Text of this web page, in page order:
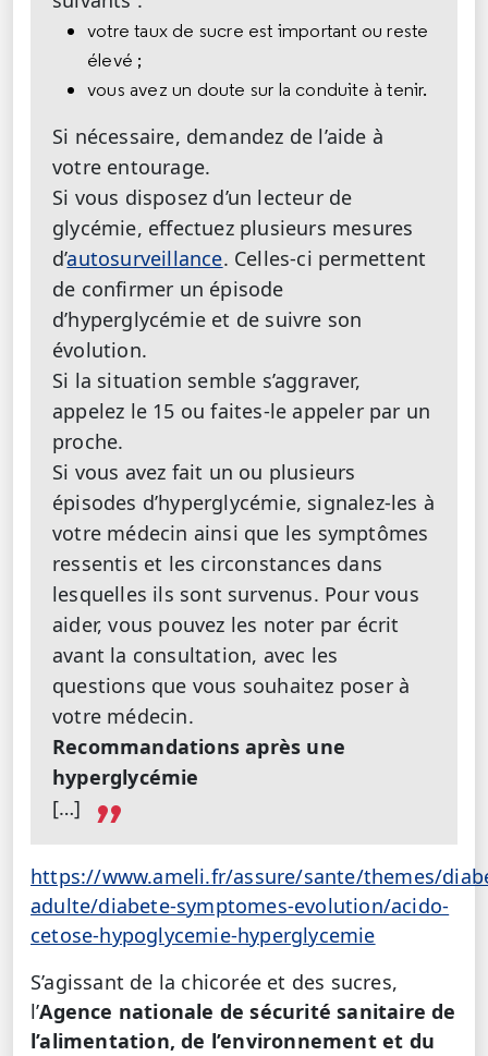
votre taux de sucre est important ou reste
élevé ;
vous avez un doute sur la conduite à tenir.
Si nécessaire, demandez de l’aide à
votre entourage.
Si vous disposez d’un lecteur de
glycémie, effectuez plusieurs mesures
d’autosurveillance. Celles-ci permettent
de confirmer un épisode
d’hyperglycémie et de suivre son
évolution.
Si la situation semble s’aggraver,
appelez le 15 ou faites-le appeler par un
proche.
Si vous avez fait un ou plusieurs
épisodes d’hyperglycémie, signalez-les à
votre médecin ainsi que les symptômes
ressentis et les circonstances dans
lesquelles ils sont survenus. Pour vous
aider, vous pouvez les noter par écrit
avant la consultation, avec les
questions que vous souhaitez poser à
votre médecin.
Recommandations après une
hyperglycémie
[…]
https://www.ameli.fr/assure/sante/themes/
adulte/diabete-symptomes-evolution/acido-
cetose-hypoglycemie-hyperglycemie
S’agissant de la chicorée et des sucres,
l’Agence nationale de sécurité sanitaire de
l’alimentation, de l’environnement et du